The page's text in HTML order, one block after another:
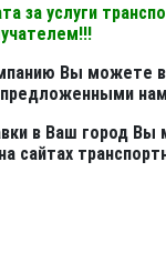
за услуги
Вы можете
предложенными
в Ваш город Вы
сайтах